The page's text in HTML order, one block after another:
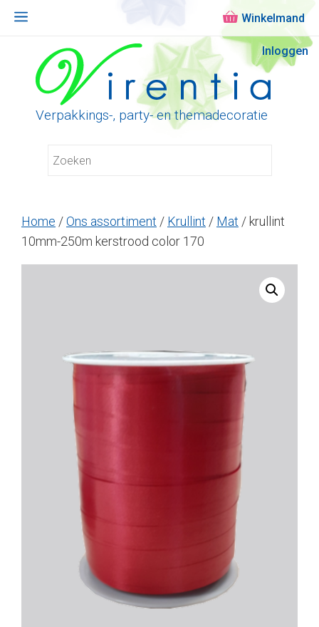
Inloggen
Verpakkings-, party- en themadecoratie
Menu
Home /Ons assortiment / Krullint / Mat / krullint
10mm-250m kerstrood color 170